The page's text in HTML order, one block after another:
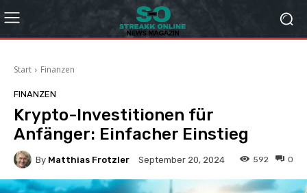
Start Finanzen
FINANZEN
Krypto-Investitionen für
Anfänger: Einfacher Einstieg
By Matthias Frotzler September 20, 2024 0
592